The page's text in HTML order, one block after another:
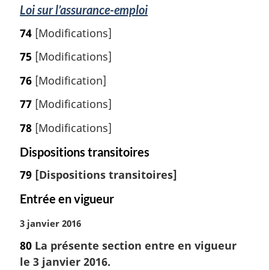
e
b
a
s
d
p
g
e
l
a
o
e
d
e
b
s
e
a
g
e
g
e
r
é
f
r
n
c
d
l
n
t
e
d
e
b
Loi sur l’assurance-emploi
74 [Modifications]
75 [Modifications]
76 [Modification]
77 [Modifications]
78 [Modifications]
Dispositions transitoires
79 [Dispositions transitoires]
Entrée en vigueur
N
t
e
3 janvier 2016
80 La présente section entre en vigueur
le 3 janvier 2016.